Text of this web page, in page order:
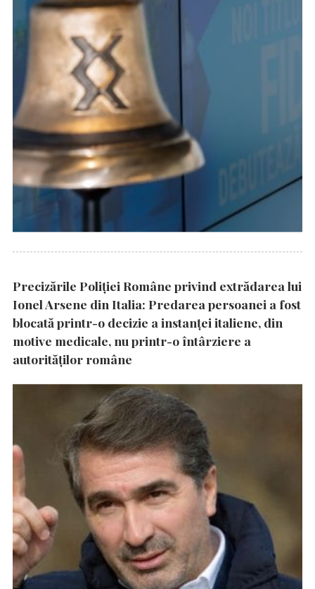
Precizările Poliţiei Române privind extrădarea lui
Ionel Arsene din Italia: Predarea persoanei a fost
blocată printr-o decizie a instanţei italiene, din
motive medicale, nu printr-o întârziere a
autorităţilor române